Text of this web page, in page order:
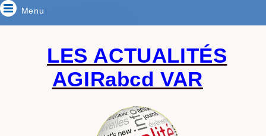
Menu
LES ACTUALITÉS
AGIRabcd VAR